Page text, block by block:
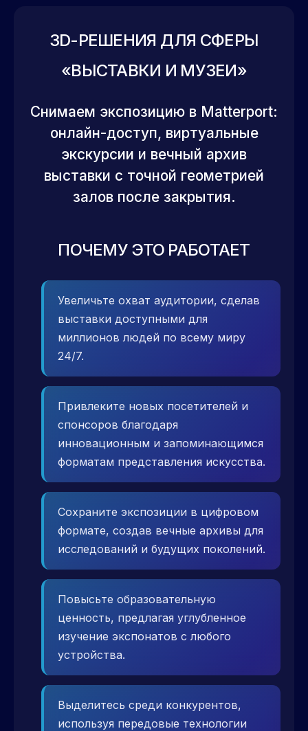
3D-РЕШЕНИЯ ДЛЯ СФЕРЫ
«ВЫСТАВКИ И МУЗЕИ»
Снимаем экспозицию в Matterport:
онлайн-доступ, виртуальные
экскурсии и вечный архив
выставки с точной геометрией
залов после закрытия.
ПОЧЕМУ ЭТО РАБОТАЕТ
Увеличьте охват аудитории, сделав
выставки доступными для
миллионов людей по всему миру
24/7.
Привлеките новых посетителей и
спонсоров благодаря
инновационным и запоминающимся
форматам представления искусства.
Сохраните экспозиции в цифровом
формате, создав вечные архивы для
исследований и будущих поколений.
Повысьте образовательную
ценность, предлагая углубленное
изучение экспонатов с любого
устройства.
Выделитесь среди конкурентов,
используя передовые технологии